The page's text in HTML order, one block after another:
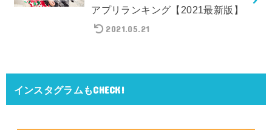
アプリランキング【2021最新版】
2021.05.21
インスタグラムもCHECK!